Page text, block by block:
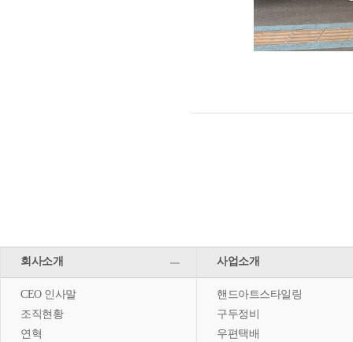
회사소개
CEO 인사말
조직현황
연혁
사업소개
핸드아트스타일링
구두정비
우편택배